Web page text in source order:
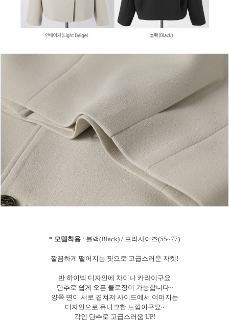
* 모델착용 : 블랙(Black) / 프리사이즈(55~77)
깔끔하게 떨어지는 핏으로 고급스러운 자켓!
반 하이넥 디자인에 차이나 카라이구요
단추로 쉽게 오픈 클로징이 가능합니다~
양쪽 면이 서로 겹쳐져 사이드에서 여며지는
디자인으로 유니크한 느낌이구요~
각인 단추로 고급스러움 UP!